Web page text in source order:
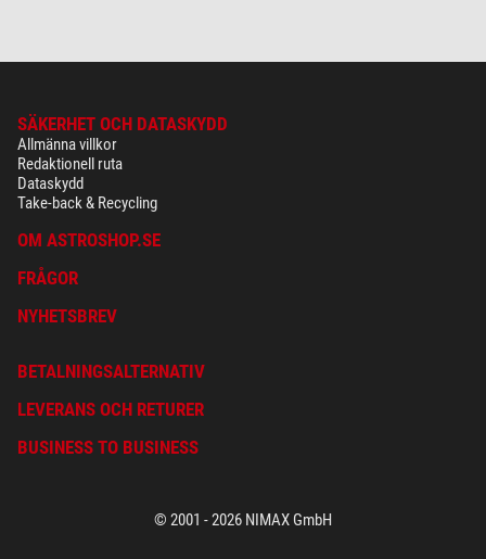
SÄKERHET OCH DATASKYDD
Allmänna villkor
Redaktionell ruta
Dataskydd
Take-back & Recycling
OM ASTROSHOP.SE
FRÅGOR
NYHETSBREV
BETALNINGSALTERNATIV
LEVERANS OCH RETURER
BUSINESS TO BUSINESS
© 2001 - 2026 NIMAX GmbH